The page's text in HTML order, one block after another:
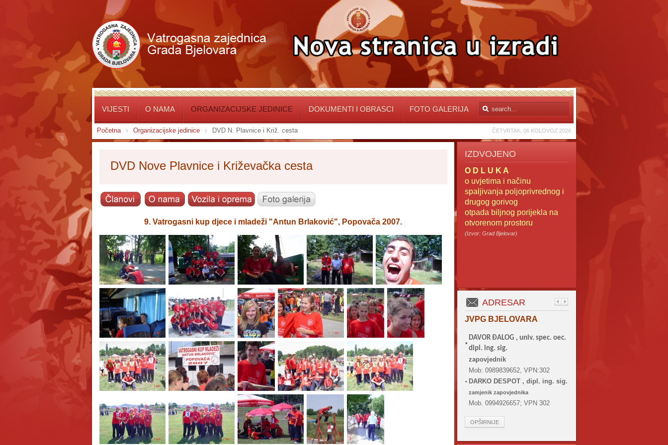
VIJESTI O NAMA ORGANIZACIJSKE JEDINICE DOKUMENTI I OBRASCI FOTO GALERIJA
ČETVRTAK, 06 KOLOVOZ 2026
Početna Organizacijske jedinice DVD N. Plavnice i Križ. cesta
DVD Nove Plavnice i Križevačka cesta
9. Vatrogasni kup djece i mladeži "Antun Brlaković", Popovača 2007.
IZDVOJENO
O D L U K A
o uvjetima i načinu
spaljivanja poljoprivrednog i
drugog gorivog
otpada biljnog porijekla na
otvorenom prostoru
(Izvor: Grad Bjelovar)
ADRESAR
JVPG BJELOVARA
•
DAVOR ĐALOG , univ. spec. oec.
dipl. ing. sig.
zapovjednik
Mob: 0989839652, VPN:302
• DARKO DESPOT , dipl. ing. sig.
zamjenik zapovjednika
Mob. 0994926657; VPN 302
OPŠIRNIJE